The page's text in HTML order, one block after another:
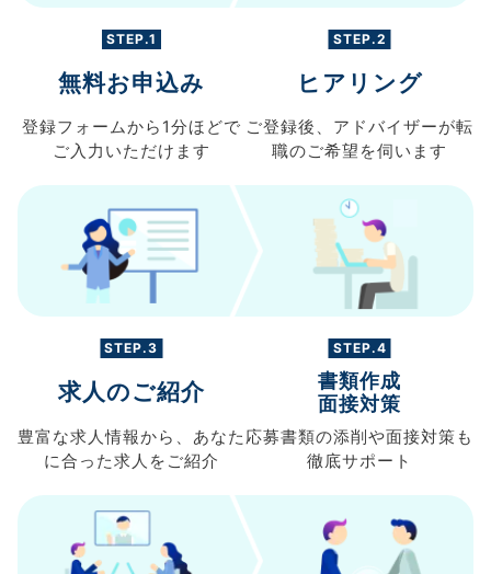
STEP.1
無料お申込み
登録フォームから 1分ほどで
ご入力 いただけます
STEP.2
ヒアリング
ご登録後、 アドバイザーが転
職のご希望を伺います
STEP.3
求人のご紹介
豊富な求人情報から、 あなた
に合った求人を ご紹介
STEP.4
書類作成
面接対策
応募書類の添削や面接対策も
徹底サポート